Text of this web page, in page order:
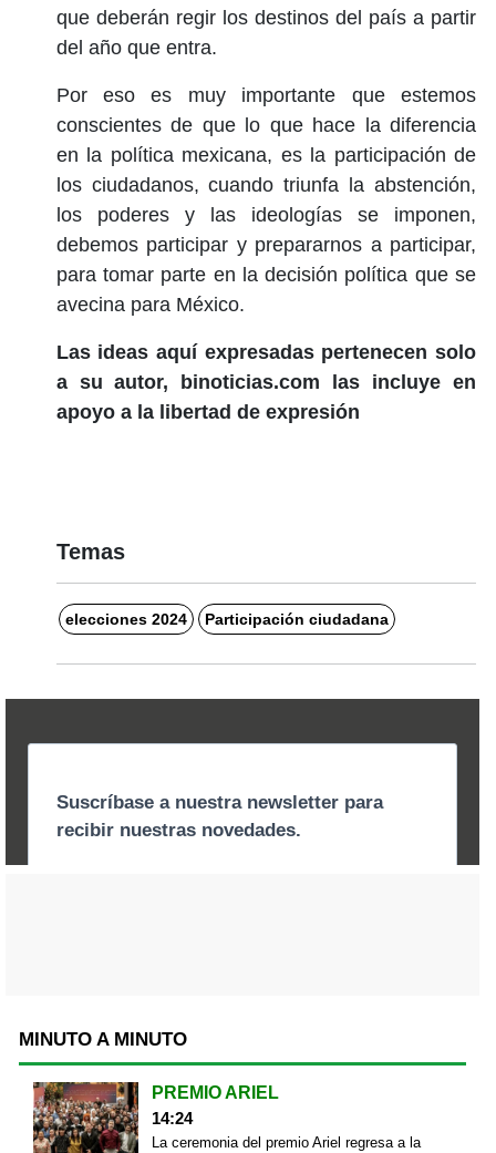
que deberán regir los destinos del país a partir
del año que entra.
Por eso es muy importante que estemos
conscientes de que lo que hace la diferencia
en la política mexicana, es la participación de
los ciudadanos, cuando triunfa la abstención,
los poderes y las ideologías se imponen,
debemos participar y prepararnos a participar,
para tomar parte en la decisión política que se
avecina para México.
Las ideas aquí expresadas pertenecen solo
a su autor, binoticias.com las incluye en
apoyo a la libertad de expresión
Temas
elecciones 2024 Participación ciudadana
MINUTO A MINUTO
PREMIO ARIEL
14:24
La ceremonia del premio Ariel regresa a la